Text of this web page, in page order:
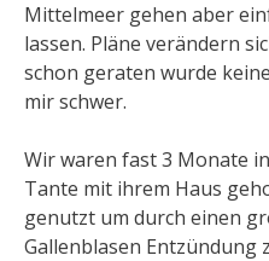
Mittelmeer gehen aber
lassen. Pläne verändern
schon geraten wurde
mir schwer.
Wir waren fast 3 Monate
Tante mit ihrem Haus
genutzt um durch einen
Gallenblasen Entzündung